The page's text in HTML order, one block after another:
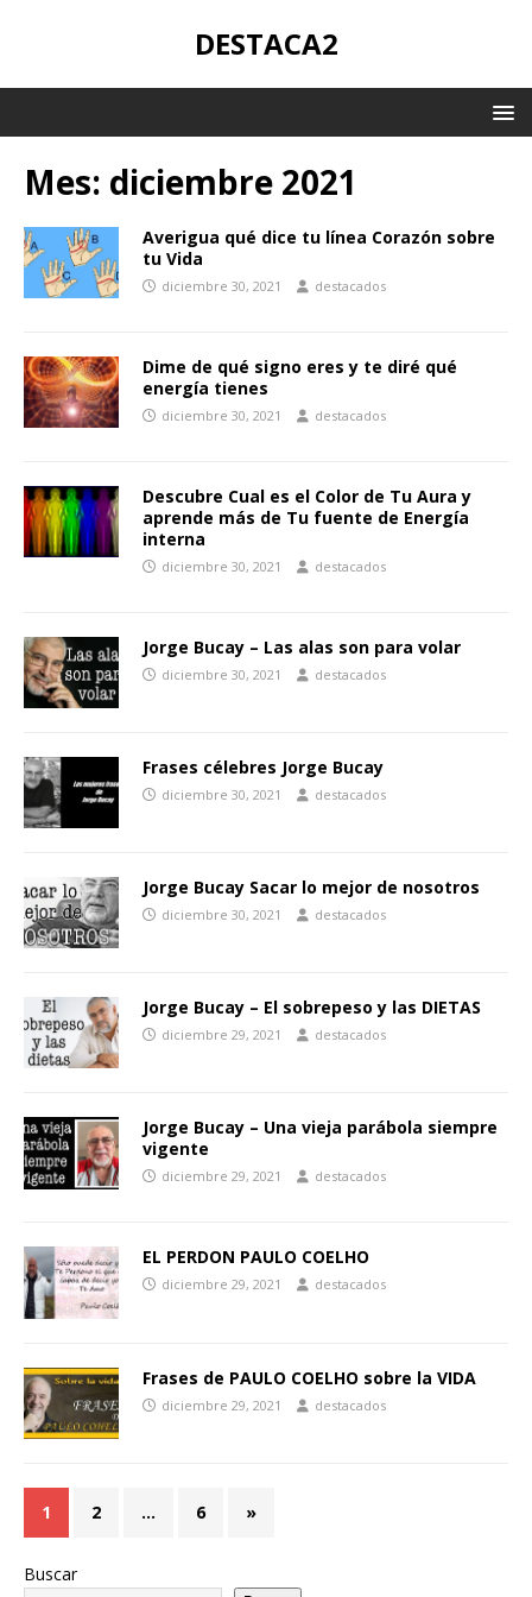
DESTACA2
Mes: diciembre 2021
Averigua qué dice tu línea Corazón sobre
tu Vida
diciembre 30, 2021 destacados
Dime de qué signo eres y te diré qué
energía tienes
diciembre 30, 2021 destacados
Descubre Cual es el Color de Tu Aura y
aprende más de Tu fuente de Energía
interna
diciembre 30, 2021 destacados
Jorge Bucay – Las alas son para volar
diciembre 30, 2021 destacados
Frases célebres Jorge Bucay
diciembre 30, 2021 destacados
Jorge Bucay Sacar lo mejor de nosotros
diciembre 30, 2021 destacados
Jorge Bucay – El sobrepeso y las DIETAS
diciembre 29, 2021 destacados
Jorge Bucay – Una vieja parábola siempre
vigente
diciembre 29, 2021 destacados
EL PERDON PAULO COELHO
diciembre 29, 2021 destacados
Frases de PAULO COELHO sobre la VIDA
diciembre 29, 2021 destacados
1 2 … 6 »
Buscar